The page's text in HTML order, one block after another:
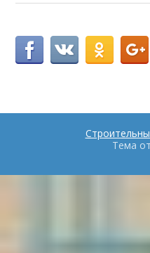
Тема от